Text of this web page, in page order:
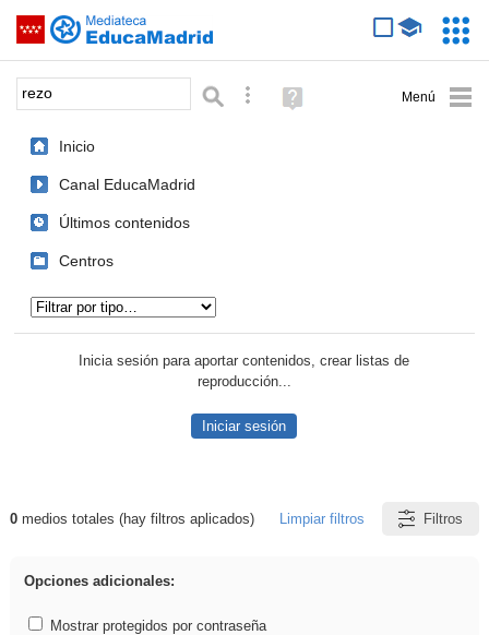
Saltar navegación
Palabra o frase: Búsqueda avanzada
Ayuda
(en
Inicio
Canal EducaMadrid
Últimos contenidos
Centros
Inicia sesión para aportar contenidos, crear listas de
reproducción...
Iniciar sesión
Resultados de: rezo
0medios totales (hay filtros aplicados) Limpiar filtros Filtros
Opciones adicionales:
Mostrar protegidos por contraseña